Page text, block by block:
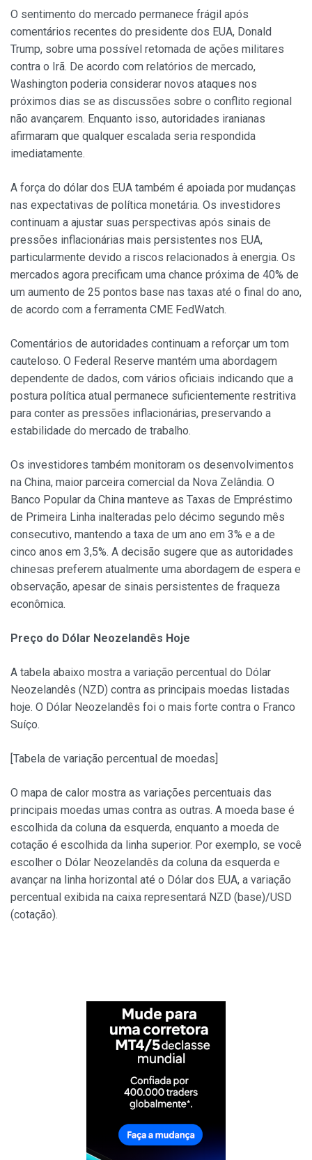
O sentimento do mercado permanece frágil após
comentários recentes do presidente dos EUA, Donald
Trump, sobre uma possível retomada de ações militares
contra o Irã. De acordo com relatórios de mercado,
Washington poderia considerar novos ataques nos
próximos dias se as discussões sobre o conflito regional
não avançarem. Enquanto isso, autoridades iranianas
afirmaram que qualquer escalada seria respondida
imediatamente.
A força do dólar dos EUA também é apoiada por mudanças
nas expectativas de política monetária. Os investidores
continuam a ajustar suas perspectivas após sinais de
pressões inflacionárias mais persistentes nos EUA,
particularmente devido a riscos relacionados à energia. Os
mercados agora precificam uma chance próxima de 40% de
um aumento de 25 pontos base nas taxas até o final do ano,
de acordo com a ferramenta CME FedWatch.
Comentários de autoridades continuam a reforçar um tom
cauteloso. O Federal Reserve mantém uma abordagem
dependente de dados, com vários oficiais indicando que a
postura política atual permanece suficientemente restritiva
para conter as pressões inflacionárias, preservando a
estabilidade do mercado de trabalho.
Os investidores também monitoram os desenvolvimentos
na China, maior parceira comercial da Nova Zelândia. O
Banco Popular da China manteve as Taxas de Empréstimo
de Primeira Linha inalteradas pelo décimo segundo mês
consecutivo, mantendo a taxa de um ano em 3% e a de
cinco anos em 3,5%. A decisão sugere que as autoridades
chinesas preferem atualmente uma abordagem de espera e
observação, apesar de sinais persistentes de fraqueza
econômica.
Preço do Dólar Neozelandês Hoje
A tabela abaixo mostra a variação percentual do Dólar
Neozelandês (NZD) contra as principais moedas listadas
hoje. O Dólar Neozelandês foi o mais forte contra o Franco
Suíço.
[Tabela de variação percentual de moedas]
O mapa de calor mostra as variações percentuais das
principais moedas umas contra as outras. A moeda base é
escolhida da coluna da esquerda, enquanto a moeda de
cotação é escolhida da linha superior. Por exemplo, se você
escolher o Dólar Neozelandês da coluna da esquerda e
avançar na linha horizontal até o Dólar dos EUA, a variação
percentual exibida na caixa representará NZD (base)/USD
(cotação).